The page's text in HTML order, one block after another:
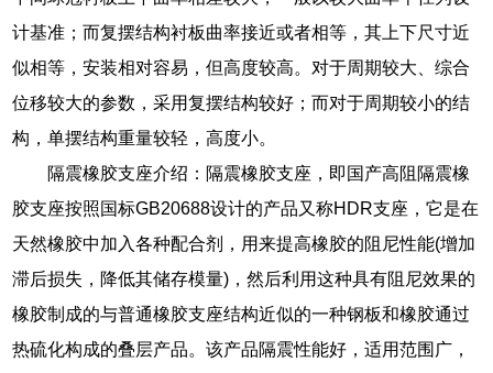
计基准；而复摆结构衬板曲率接近或者相等，其上下尺寸近
似相等，安装相对容易，但高度较高。对于周期较大、综合
位移较大的参数，采用复摆结构较好；而对于周期较小的结
构，单摆结构重量较轻，高度小。
隔震橡胶支座介绍：隔震橡胶支座，即国产高阻隔震橡
胶支座按照国标GB20688设计的产品又称HDR支座，它是在
天然橡胶中加入各种配合剂，用来提高橡胶的阻尼性能(增加
滞后损失，降低其储存模量)，然后利用这种具有阻尼效果的
橡胶制成的与普通橡胶支座结构近似的一种钢板和橡胶通过
热硫化构成的叠层产品。该产品隔震性能好，适用范围广，